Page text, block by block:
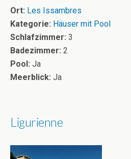
Ort: Les Issambres
Kategorie: Häuser mit Pool
Schlafzimmer: 3
Badezimmer: 2
Pool: Ja
Meerblick: Ja
Ligurienne